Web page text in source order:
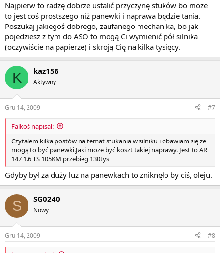
Najpierw to radzę dobrze ustalić przyczynę stuków bo może
to jest coś prostszego niż panewki i naprawa będzie tania.
Poszukaj jakiegoś dobrego, zaufanego mechanika, bo jak
pojedziesz z tym do ASO to mogą Ci wymienić pół silnika
(oczywiście na papierze) i skroją Cię na kilka tysięcy.
K kaz156
Aktywny
Gru 14, 2009 #7
Falkoś napisał:
Czytałem kilka postów na temat stukania w silniku i obawiam się ze
mogą to być panewki.Jaki może być koszt takiej naprawy. Jest to AR
147 1.6 TS 105KM przebieg 130tys.
Gdyby był za duży luz na panewkach to zniknęło by ciś, oleju.
S SG0240
Nowy
Gru 14, 2009 #8